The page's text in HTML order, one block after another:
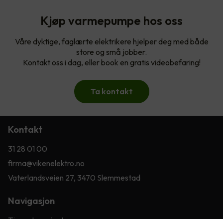
Kjøp varmepumpe hos oss
Våre dyktige, faglærte elektrikere hjelper deg med både
store og små jobber.
Kontakt oss i dag, eller book en gratis videobefaring!
Ta kontakt
Kontakt
31 28 01 00
firma@vikenelektro.no
Vaterlandsveien 27, 3470 Slemmestad
Navigasjon